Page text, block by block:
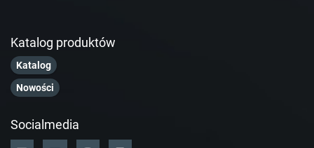
Katalog produktów
Katalog
Nowości
Socialmedia